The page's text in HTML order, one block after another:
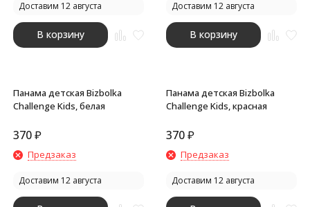
Доставим 12 августа
В корзину
Доставим 12 августа
В корзину
Панама детская Bizbolka
Challenge Kids, белая
370₽
Предзаказ
Доставим 12 августа
Панама детская Bizbolka
Challenge Kids, красная
370₽
Предзаказ
Доставим 12 августа